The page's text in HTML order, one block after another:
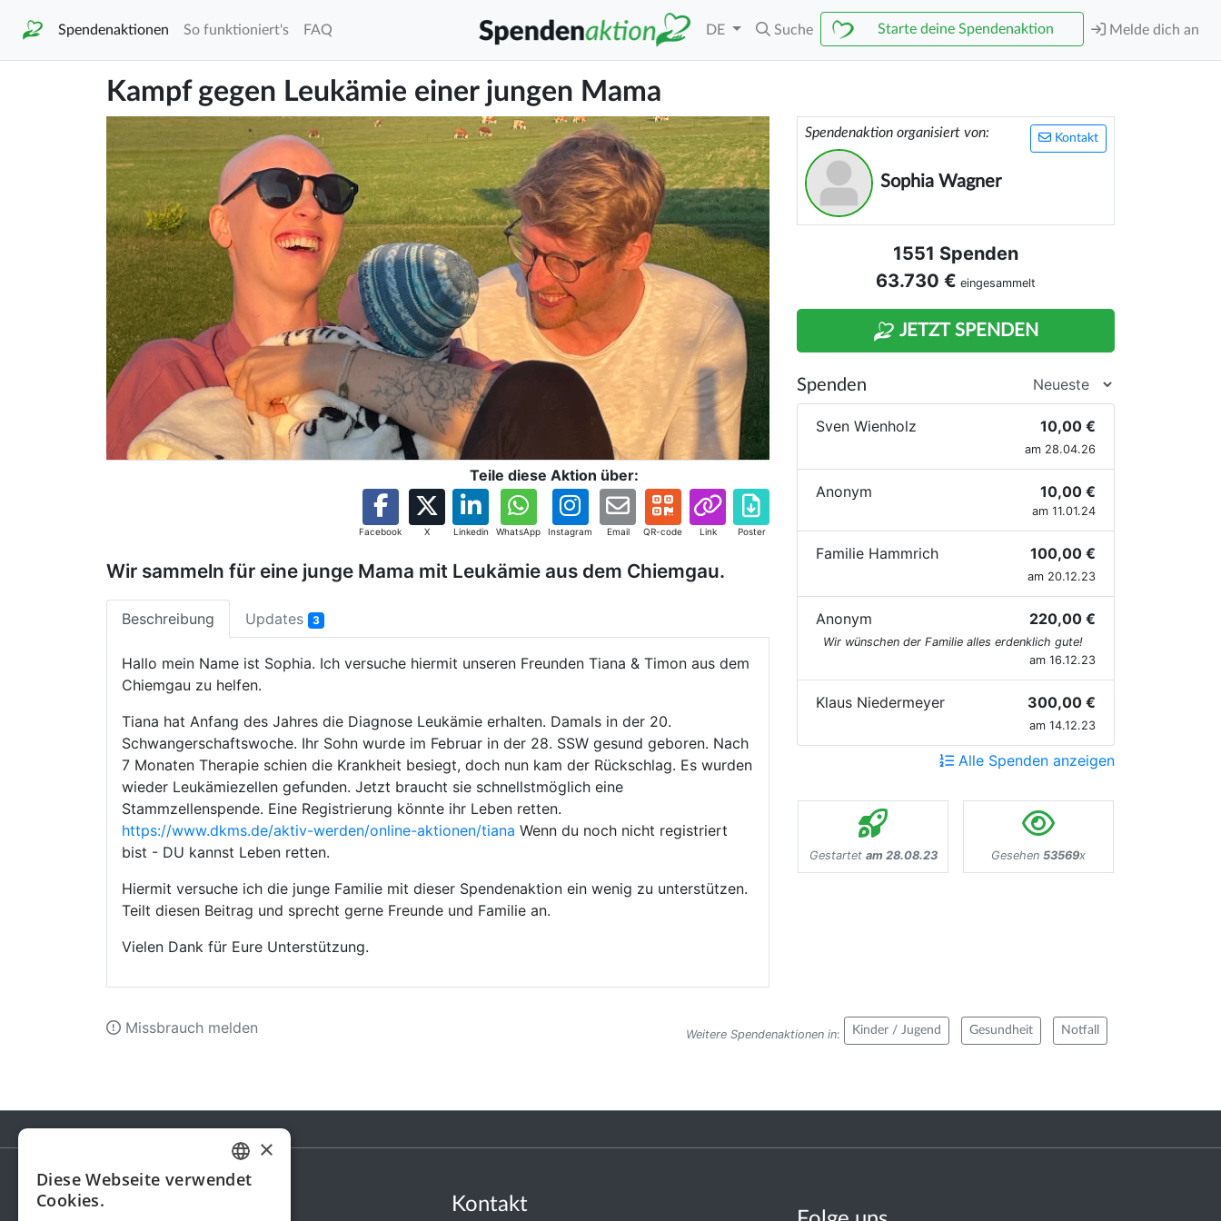
Spendenaktionen So funktioniert's FAQ DE Suche Starte deine Spendenaktion Melde dich an
Kampf gegen Leukämie einer jungen Mama
Teile diese Aktion über:
Facebook X Linkedin WhatsApp Instagram Email QR-code Link Poster
Wir sammeln für eine junge Mama mit Leukämie aus dem Chiemgau.
Beschreibung Updates 3
Hallo mein Name ist Sophia. Ich versuche hiermit unseren Freunden Tiana & Timon aus dem
Chiemgau zu helfen.
Tiana hat Anfang des Jahres die Diagnose Leukämie erhalten. Damals in der 20.
Schwangerschaftswoche. Ihr Sohn wurde im Februar in der 28. SSW gesund geboren. Nach
7 Monaten Therapie schien die Krankheit besiegt, doch nun kam der Rückschlag. Es wurden
wieder Leukämiezellen gefunden. Jetzt braucht sie schnellstmöglich eine
Stammzellenspende. Eine Registrierung könnte ihr Leben retten.
https://www.dkms.de/aktiv-werden/online-aktionen/tiana Wenn du noch nicht registriert
bist - DU kannst Leben retten.
Hiermit versuche ich die junge Familie mit dieser Spendenaktion ein wenig zu unterstützen.
Teilt diesen Beitrag und sprecht gerne Freunde und Familie an.
Vielen Dank für Eure Unterstützung.
Kontakt
Spendenaktion organisiert von:
Sophia Wagner
1551 Spenden
63.730 € eingesammelt
JETZT SPENDEN
Spenden
Sven Wienholz 10,00 €
am 28.04.26
Anonym 10,00 €
am 11.01.24
Familie Hammrich 100,00 €
am 20.12.23
Anonym 220,00 €
Wir wünschen der Familie alles erdenklich gute!
am 16.12.23
Klaus Niedermeyer 300,00 €
am 14.12.23
Alle Spenden anzeigen
Gestartet am 28.08.23 Gesehen 53569x
Weitere Spendenaktionen in: Kinder / Jugend Gesundheit Notfall
Missbrauch melden
Kontakt
GERMAN
×
Diese Webseite verwendet
Cookies.